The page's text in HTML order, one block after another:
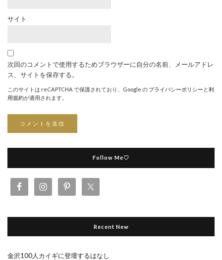
サイト
次回のコメントで使用するためブラウザーに自分の名前、メールアドレ
ス、サイトを保存する。
このサイトは reCAPTCHA で保護されており、Google の プライバシーポリシー と利
用規約が適用されます。
Follow Me♡
Recent New
金沢100人カイギに登壇するはなし